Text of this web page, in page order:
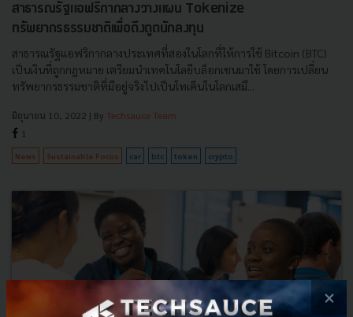
สาธารณรัฐแอฟริกากลางวางแผน Tokenize
ทรัพยากรธรรมชาติเพื่อดึงดูดนักลงทุน
สาธารณรัฐแอฟริกากลางประเทศที่สองในโลกที่ให้การใช้ Bitcoin (BTC)
เป็นเงินที่ถูกกฎหมาย เตรียมนําเทคโนโลยีบล็อกเชนมาใช้ โดยการเปลี่ยน
ทรัพยากรธรรมชาติที่มีอยู่จริงไปเป็นโทเค็นในโลกเสมื...
มิถุนายน 10, 2022 | By Techsauce Team
1
News Sustainable Focus car btc token crypto
×